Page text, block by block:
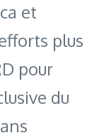
et
plus
pour
du